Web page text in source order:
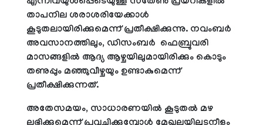
താപനില ശരാശരിയേക്കാള്‍
കൂടുതലായിരിക്കുമെന്ന് പ്രതീക്ഷിക്കുന്നു. നവംബര്‍
അവസാനത്തിലും, ഡിസംബര്‍ ഫെബ്രുവരി
മാസങ്ങളില്‍ ആദ്യ ആഴ്ചയിലുമായിരിക്കും കൊടും
തണുപ്പും മഞ്ഞുവീഴ്ചയും ഉണ്ടാകുമെന്ന്
പ്രതീക്ഷിക്കുന്നത്.
അതേസമയം, സാധാരണയില്‍ കൂടുതല്‍ മഴ